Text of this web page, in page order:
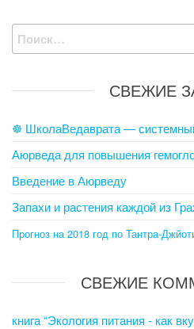
Найти:
СВЕЖИЕ
☸ ШколаВедаврата —
Аюрведа для повышения
Введение в Аюрведу
Запахи и растения каждой из
Прогноз на 2018 год по Тантра-
СВЕЖИЕ
книга “Экология питания - как